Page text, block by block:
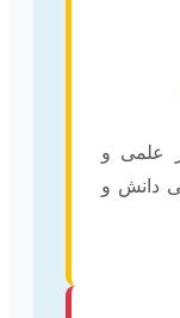
علمی و
دانش و